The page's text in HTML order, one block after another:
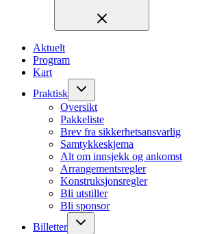
Aktuelt
Program
Kart
Praktisk
Oversikt
Pakkeliste
Brev fra sikkerhetsansvarlig
Samtykkeskjema
Alt om innsjekk og ankomst
Arrangementsregler
Konstruksjonsregler
Bli utstiller
Bli sponsor
Billetter